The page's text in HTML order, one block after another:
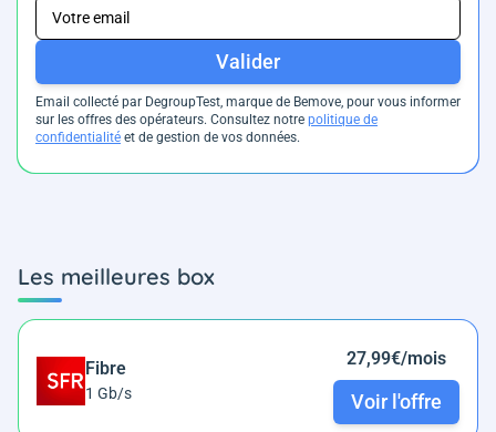
Valider
Email collecté par DegroupTest, marque de Bemove, pour vous informer
sur les offres des opérateurs. Consultez notre politique de
confidentialité et de gestion de vos données.
Les meilleures box
Fibre
1 Gb/s
27,99€/mois
Voir l'offre